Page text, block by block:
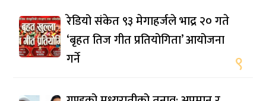
रेडियो संकेत ९३ मेगाहर्जले भाद्र २० गते
‘बृहत तिज गीत प्रतियोगिता’ आयोजना
गर्ने
९